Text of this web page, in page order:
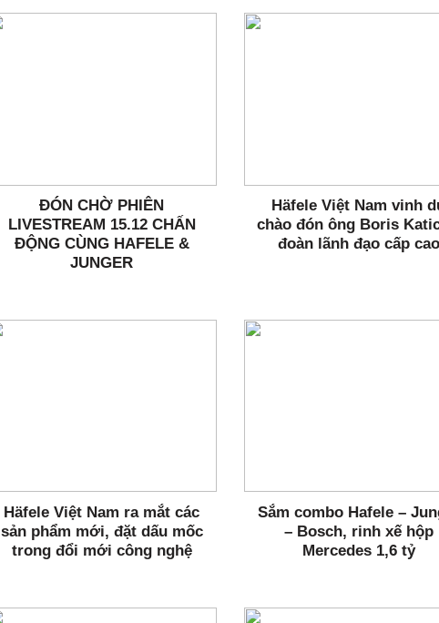
ĐÓN CHỜ PHIÊN
LIVESTREAM 15.12 CHẤN
ĐỘNG CÙNG HAFELE &
JUNGER
Häfele Việt Nam vinh
chào đón ông Boris
đoàn lãnh đạo cấp
Häfele Việt Nam ra mắt các
sản phẩm mới, đặt dấu mốc
trong đổi mới công nghệ
Sắm combo Hafele –
– Bosch, rinh xế hộp
Mercedes 1,6 tỷ